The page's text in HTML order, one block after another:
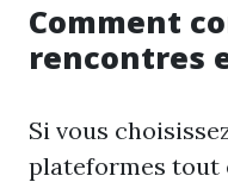
Comment
rencontres
Si vous
plateformes tout